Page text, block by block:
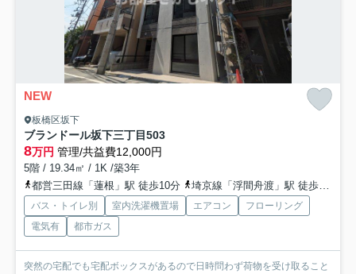
NEW
板橋区坂下
ブランドール坂下三丁目503
8万円 管理/共益費12,000円
5階 / 19.34㎡ / 1K /築3年
都営三田線「蓮根」駅 徒歩10分
埼京線「浮間舟渡」駅 徒歩15分
バス・トイレ別 室内洗濯機置場 エアコン
フローリング
電気有
都市ガス
突然の宅配でも宅配ボックスがあるので日時問わず荷物を受け取ること